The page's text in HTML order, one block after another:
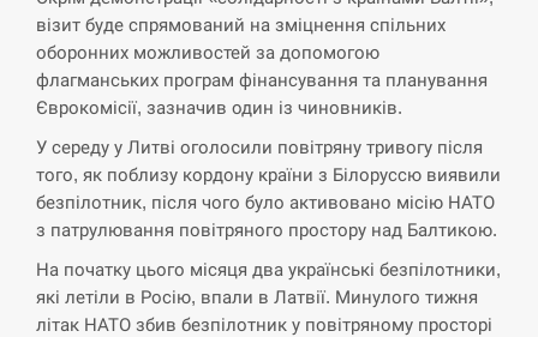
14:23
Поставки ракет для ПВО сократились втрое,
хотя у партнеров они…
СЕРПЕНЬ
У Румунії затоплять чотири баржі для
збільшення потоку води до…
СЕРПЕНЬ
13:53
В Москве пожаловались на “кратный рост” атак
дронов Украины
візит буде спрямований на зміцнення спільних
оборонних можливостей за допомогою
флагманських програм фінансування та планування
Єврокомісії, зазначив один із чиновників.
У середу у Литві оголосили повітряну тривогу після
того, як поблизу кордону країни з Білоруссю виявили
безпілотник, після чого було активовано місію НАТО
з патрулювання повітряного простору над Балтикою.
На початку цього місяця два українські безпілотники,
які летіли в Росію, впали в Латвії. Минулого тижня
літак НАТО збив безпілотник у повітряному просторі